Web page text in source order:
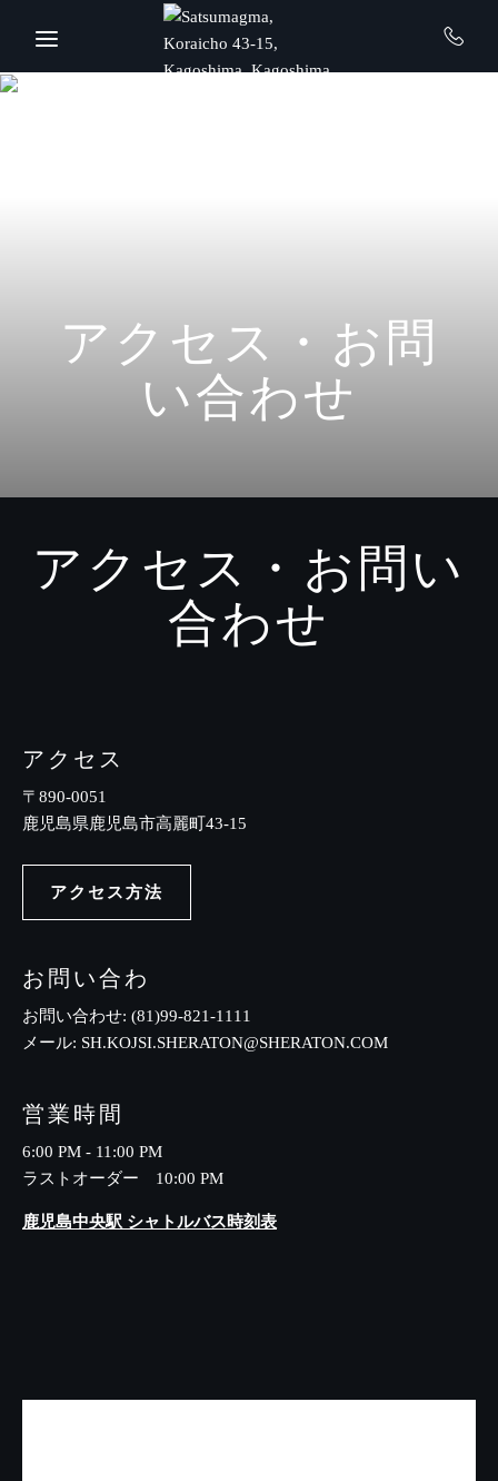
Skip to main content
アクセス・お問
い合わせ
アクセス・お問い
合わせ
アクセス
〒890-0051
鹿児島県鹿児島市高麗町43-15
アクセス方法
お問い合わ
お問い合わせ: (81)99-821-1111
メール: SH.KOJSI.SHERATON@SHERATON.COM
営業時間
6:00 PM - 11:00 PM
ラストオーダー 10:00 PM
鹿児島中央駅 シャトルバス時刻表